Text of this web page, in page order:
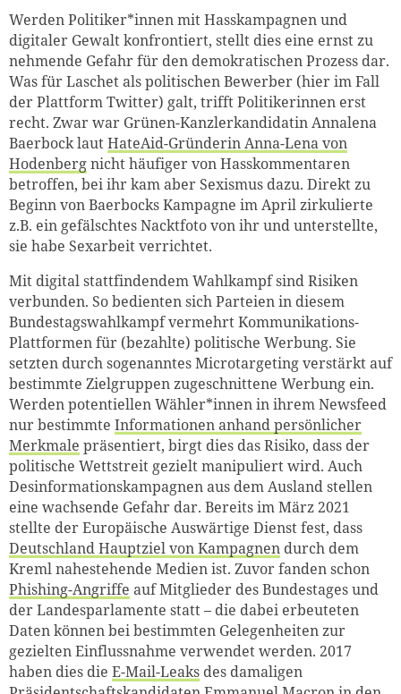
Werden Politiker*innen mit Hasskampagnen und
digitaler Gewalt konfrontiert, stellt dies eine ernst zu
nehmende Gefahr für den demokratischen Prozess dar.
Was für Laschet als politischen Bewerber (hier im Fall
der Plattform Twitter) galt, trifft Politikerinnen erst
recht. Zwar war Grünen-Kanzlerkandidatin Annalena
Baerbock lautHateAid-Gründerin Anna-Lena von
Hodenbergnicht häufiger von Hasskommentaren
betroffen, bei ihr kam aber Sexismus dazu. Direkt zu
Beginn von Baerbocks Kampagne im April zirkulierte
z.B. ein gefälschtes Nacktfoto von ihr und unterstellte,
sie habe Sexarbeit verrichtet.
Mit digital stattfindendem Wahlkampf sind Risiken
verbunden. So bedienten sich Parteien in diesem
Bundestagswahlkampf vermehrt Kommunikations-
Plattformen für (bezahlte) politische Werbung. Sie
setzten durch sogenanntes Microtargeting verstärkt auf
bestimmte Zielgruppen zugeschnittene Werbung ein.
Werden potentiellen Wähler*innen in ihrem Newsfeed
nur bestimmte Informationen anhand persönlicher
Merkmale präsentiert, birgt dies das Risiko, dass der
politische Wettstreit gezielt manipuliert wird. Auch
Desinformationskampagnen aus dem Ausland stellen
eine wachsende Gefahr dar. Bereits im März 2021
stellte der Europäische Auswärtige Dienst fest, dass
Deutschland Hauptziel von Kampagnen durch dem
Kreml nahestehende Medien ist. Zuvor fanden schon
Phishing-Angriffe auf Mitglieder des Bundestages und
der Landesparlamente statt – die dabei erbeuteten
Daten können bei bestimmten Gelegenheiten zur
gezielten Einflussnahme verwendet werden. 2017
haben dies die E-Mail-Leaks des damaligen